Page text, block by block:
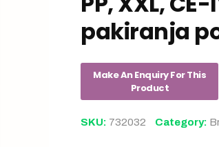
pakiranja
SKU: 732032 Category: